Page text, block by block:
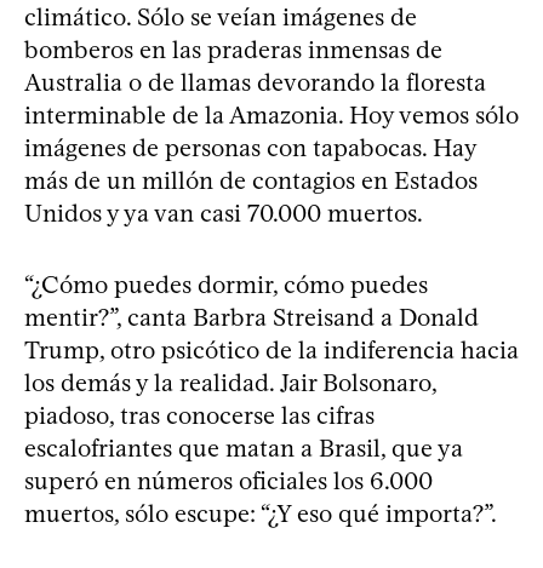
climático. Sólo se veían imágenes de
bomberos en las praderas inmensas de
Australia o de llamas devorando la floresta
interminable de la Amazonia. Hoy vemos sólo
imágenes de personas con tapabocas. Hay
más de un millón de contagios en Estados
Unidos y ya van casi 70.000 muertos.
“¿Cómo puedes dormir, cómo puedes
mentir?”, canta Barbra Streisand a Donald
Trump, otro psicótico de la indiferencia hacia
los demás y la realidad. Jair Bolsonaro,
piadoso, tras conocerse las cifras
escalofriantes que matan a Brasil, que ya
superó en números oficiales los 6.000
muertos, sólo escupe: “¿Y eso qué importa?”.